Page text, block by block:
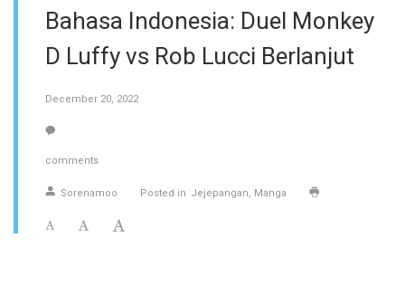
Bahasa Indonesia: Duel Monkey
D Luffy vs Rob Lucci Berlanjut
December 20, 2022
comments
Sorenamoo Posted in Jejepangan Manga